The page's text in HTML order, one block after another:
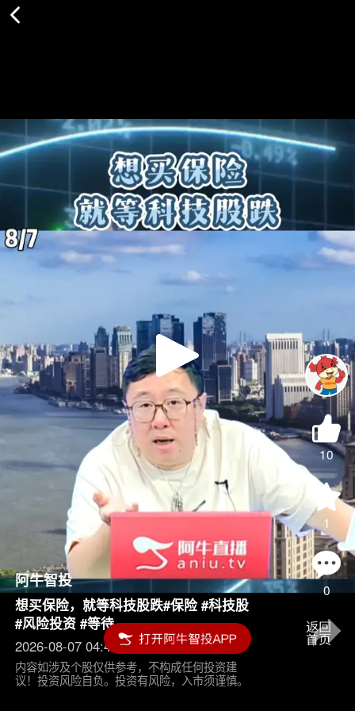
Play
Video
10
1
0
阿牛智投
想买保险，就等科技股跌#保险 #科技股
#风险投资 #等待
2026-08-07 04:45
内容如涉及个股仅供参考，不构成任何投资建
议！投资风险自负。投资有风险，入市须谨慎。